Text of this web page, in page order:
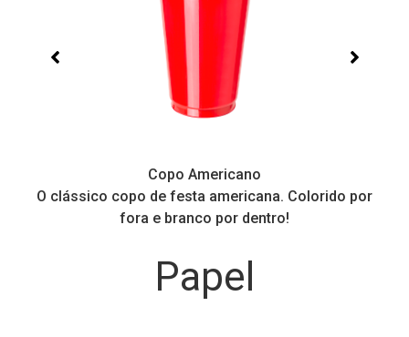
Copo Americano
O clássico copo de festa americana. Colorido por
fora e branco por dentro!
Papel